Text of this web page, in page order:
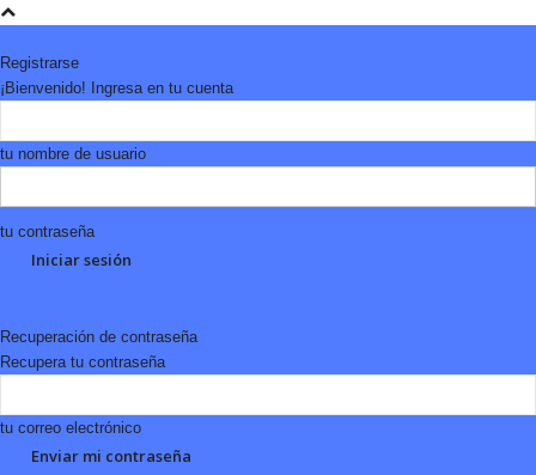
Registrarse
¡Bienvenido! Ingresa en tu cuenta
tu nombre de usuario
tu contraseña
Recuperación de contraseña
Recupera tu contraseña
tu correo electrónico